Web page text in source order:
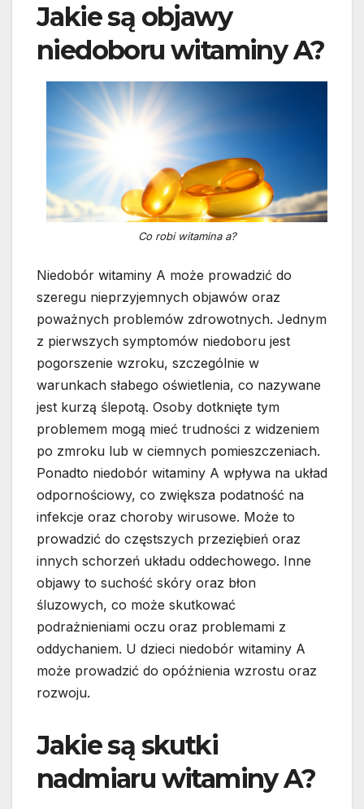
Jakie są objawy
niedoboru witaminy A?
Co robi witamina a?
Niedobór witaminy A może prowadzić do
szeregu nieprzyjemnych objawów oraz
poważnych problemów zdrowotnych. Jednym
z pierwszych symptomów niedoboru jest
pogorszenie wzroku, szczególnie w
warunkach słabego oświetlenia, co nazywane
jest kurzą ślepotą. Osoby dotknięte tym
problemem mogą mieć trudności z widzeniem
po zmroku lub w ciemnych pomieszczeniach.
Ponadto niedobór witaminy A wpływa na układ
odpornościowy, co zwiększa podatność na
infekcje oraz choroby wirusowe. Może to
prowadzić do częstszych przeziębień oraz
innych schorzeń układu oddechowego. Inne
objawy to suchość skóry oraz błon
śluzowych, co może skutkować
podrażnieniami oczu oraz problemami z
oddychaniem. U dzieci niedobór witaminy A
może prowadzić do opóźnienia wzrostu oraz
rozwoju.
Jakie są skutki
nadmiaru witaminy A?